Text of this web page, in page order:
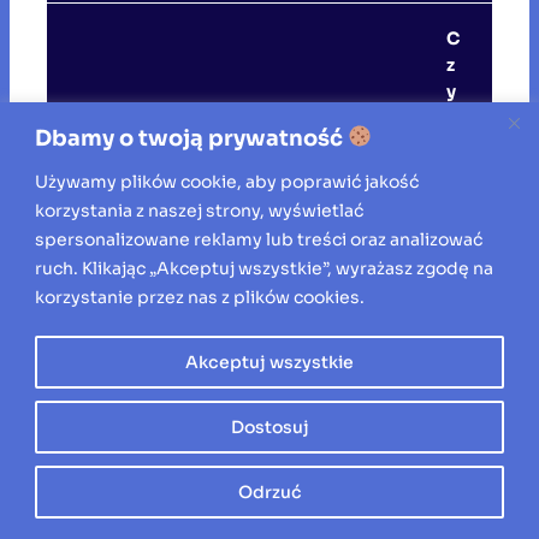
Dbamy o twoją prywatność
Używamy plików cookie, aby poprawić jakość
korzystania z naszej strony, wyświetlać
spersonalizowane reklamy lub treści oraz analizować
ruch. Klikając „Akceptuj wszystkie”, wyrażasz zgodę na
korzystanie przez nas z plików cookies.
Dostosuj
Odrzuć
Akceptuj wszystkie
C
z
y
a
ni
w
i
d
e